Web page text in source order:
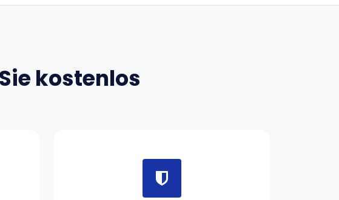
kostenlos